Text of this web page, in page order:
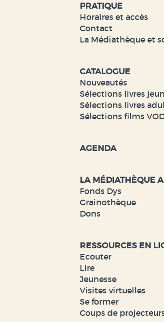
PRATIQUE
Horaires et accès
Contact
La Médiathèque et
CATALOGUE
Nouveautés
Sélections livres
Sélections livres
Sélections films
AGENDA
LA MÉDIATHÈQUE
Fonds Dys
Grainothèque
Dons
RESSOURCES EN
Ecouter
Lire
Jeunesse
Visites virtuelles
Se former
Coups de